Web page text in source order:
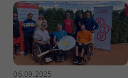
06.09.2025